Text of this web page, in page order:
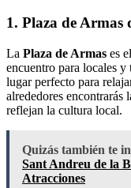
1. Plaza de Armas
La Plaza de Armas es
encuentro para locales y
lugar perfecto para
alrededores
reflejan la cultura local.
Quizás también te
Sant Andreu de la
Atracciones